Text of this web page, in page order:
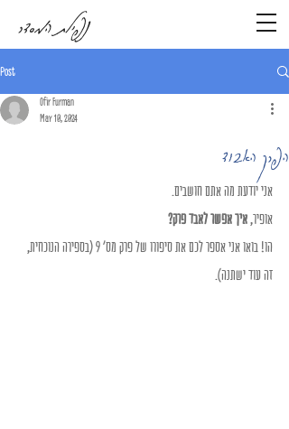
נפילת המסדר
Post
הפרק האבוד
Ofir Furman
May 10, 2024
אני יודעת מה אתם חושבים.
אופיר, איך אפשר לאבד פרק?
הו! בואו אני אספר לכם את סיפורו של פרק מס' 9 (בספירה הנוכחית,
זה עוד ישתנה).